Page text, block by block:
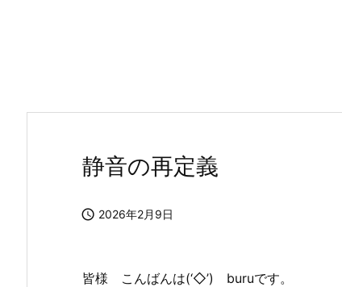
静音の再定義
 2026年2月9日
皆様 こんばんは(‘◇’)ゞburuです。